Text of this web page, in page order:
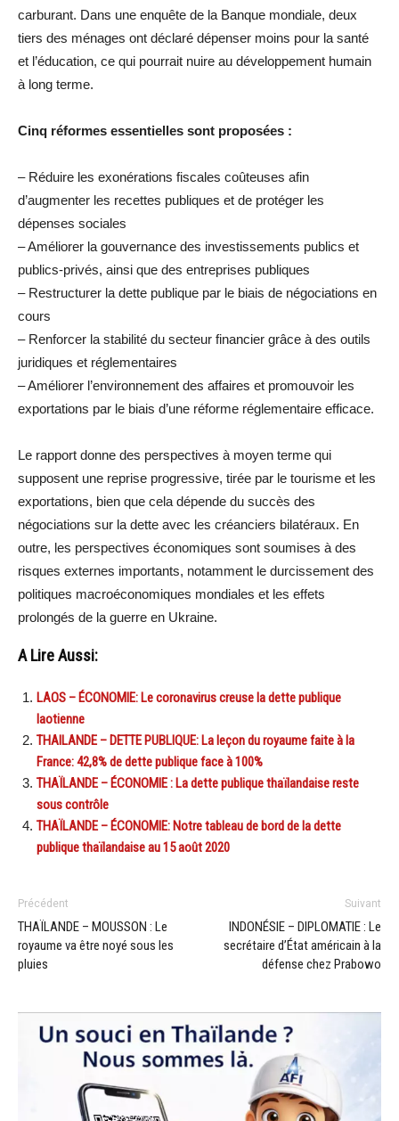
carburant. Dans une enquête de la Banque mondiale, deux
tiers des ménages ont déclaré dépenser moins pour la santé
et l’éducation, ce qui pourrait nuire au développement humain
à long terme.
Cinq réformes essentielles sont proposées :
– Réduire les exonérations fiscales coûteuses afin
d’augmenter les recettes publiques et de protéger les
dépenses sociales
– Améliorer la gouvernance des investissements publics et
publics-privés, ainsi que des entreprises publiques
– Restructurer la dette publique par le biais de négociations en
cours
– Renforcer la stabilité du secteur financier grâce à des outils
juridiques et réglementaires
– Améliorer l’environnement des affaires et promouvoir les
exportations par le biais d’une réforme réglementaire efficace.
Le rapport donne des perspectives à moyen terme qui
supposent une reprise progressive, tirée par le tourisme et les
exportations, bien que cela dépende du succès des
négociations sur la dette avec les créanciers bilatéraux. En
outre, les perspectives économiques sont soumises à des
risques externes importants, notamment le durcissement des
politiques macroéconomiques mondiales et les effets
prolongés de la guerre en Ukraine.
A Lire Aussi:
LAOS – ÉCONOMIE: Le coronavirus creuse la dette publique
laotienne
THAILANDE – DETTE PUBLIQUE: La leçon du royaume faite à la
France: 42,8% de dette publique face à 100%
THAÏLANDE – ÉCONOMIE : La dette publique thaïlandaise reste
sous contrôle
THAÏLANDE – ÉCONOMIE: Notre tableau de bord de la dette
publique thaïlandaise au 15 août 2020
Précédent
THAÏLANDE – MOUSSON : Le
royaume va être noyé sous les
pluies
Suivant
INDONÉSIE – DIPLOMATIE : Le
secrétaire d’État américain à la
défense chez Prabowo